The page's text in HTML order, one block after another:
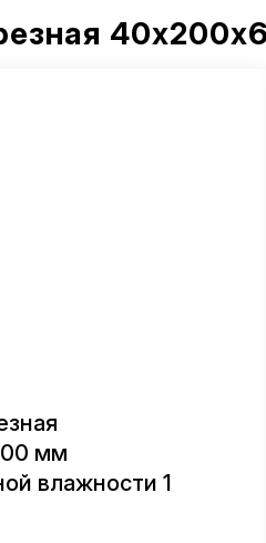
КЛИК
мм
влажности 1